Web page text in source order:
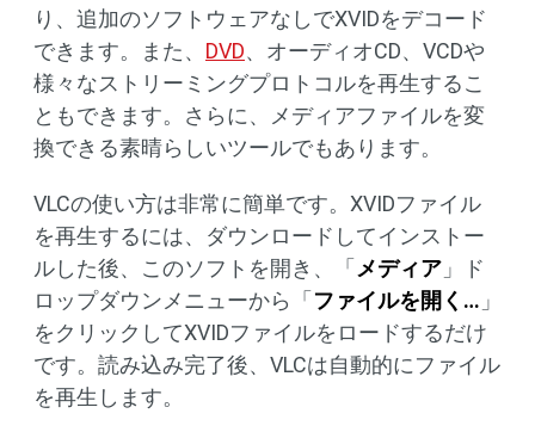
り、追加のソフトウェアなしでXVIDをデコード
できます。また、 DVD、オーディオCD、VCDや
様々なストリーミングプロトコルを再生するこ
ともできます。さらに、メディアファイルを変
換できる素晴らしいツールでもあります。
VLCの使い方は非常に簡単です。XVIDファイル
を再生するには、ダウンロードしてインストー
ルした後、このソフトを開き、「メディア 」ド
ロップダウンメニューから「ファイルを開く… 」
をクリックしてXVIDファイルをロードするだけ
です。読み込み完了後、VLCは自動的にファイル
を再生します。